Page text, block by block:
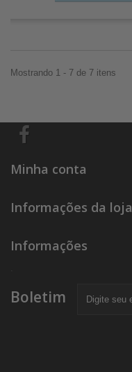
Mostrando 1 - 7 de 7 itens
Minha conta
Informações da loja
Informações
Boletim